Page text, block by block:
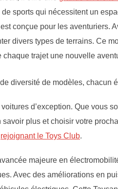
sports qui nécessitent un
est conçue pour les aventuriers.
divers types de terrains. Ce
trajet une nouvelle
diversité de modèles, chacun
d’exception. Que vous
plus et choisir votre
rejoignant le Toys Club.
majeure en
Avec des améliorations en